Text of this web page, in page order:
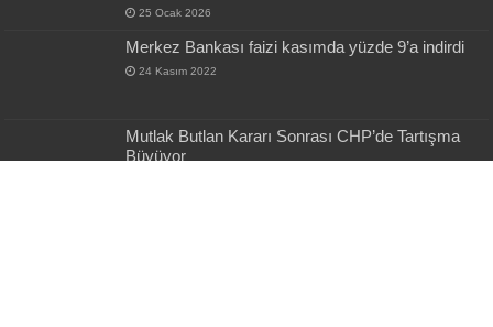
25 Ocak 2026
Merkez Bankası faizi kasımda yüzde 9’a indirdi
24 Kasım 2022
Mutlak Butlan Kararı Sonrası CHP’de Tartışma
Büyüyor